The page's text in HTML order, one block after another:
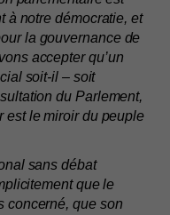
à notre démocratie, et
la gouvernance de
accepter qu’un
soit-il – soit
du Parlement,
est le miroir du peuple
sans débat
que le
concerné, que son